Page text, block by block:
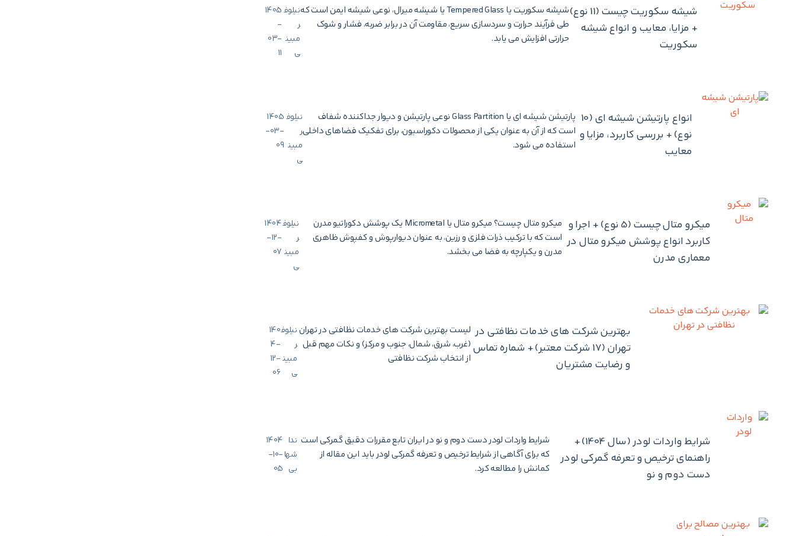
شیشه سکوریت چیست (11 نوع)
+ مزایا، معایب و انواع شیشه
سکوریت
شیشه سکوریت یا Tempered Glass یا شیشه میرال، نوعی شیشه ایمن است که
طی فرآیند حرارت و سردسازی سریع، مقاومت آن در برابر ضربه، فشار و شوک
حرارتی افزایش می یابد.
نیلوف
ر
مبین
ی
1405
-
03-
11
انواع پارتیشن شیشه ای (10
نوع) + بررسی کاربرد، مزایا و
معایب
پارتیشن شیشه ای یا Glass Partition نوعی پارتیشن و دیوار جداکننده شفاف
است که از آن به عنوان یکی از محصولات دکوراسیون، برای تفکیک فضاهای داخلی
استفاده می شود.
نیلوف
ر
مبین
ی
1405
-03-
09
میکرو متال چیست (5 نوع) + اجرا و
کاربرد انواع پوشش میکرو متال در
معماری مدرن
میکرو متال چیست؟ میکرو متال یا Micrometal یک پوشش دکوراتیو مدرن
است که با ترکیب ذرات فلزی و رزین، به عنوان دیوارپوش و کفپوش ظاهری
مدرن و یکپارچه به فضا می بخشد.
نیلوف
ر
مبین
ی
1404
-12-
07
بهترین شرکت های خدمات نظافتی در
تهران (17 شرکت معتبر) + شماره تماس
و رضایت مشتریان
لیست بهترین شرکت‌ های خدمات نظافتی در تهران
(غرب، شرق، شمال، جنوب و مرکز) و نکات مهم قبل
از انتخاب شرکت نظافتی
نیلوف
ر
مبین
ی
140
4-
12-
06
شرایط واردات لودر (سال 1404) +
راهنمای ترخیص و تعرفه گمرکی لودر
دست دوم و نو
شرایط واردات لودر دست‌ دوم و نو در ایران تابع مقررات دقیق گمرکی است
که برای آگاهی از شرایط ترخیص و تعرفه گمرکی لودر باید این مقاله از
کمانش را مطالعه کرد.
ندا
شها
بی
1404
-10-
05